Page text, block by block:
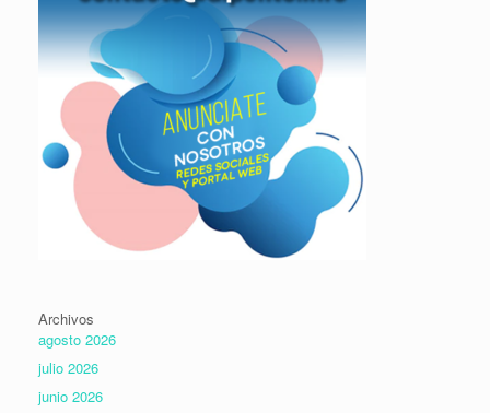
Archivos
agosto 2026
julio 2026
junio 2026